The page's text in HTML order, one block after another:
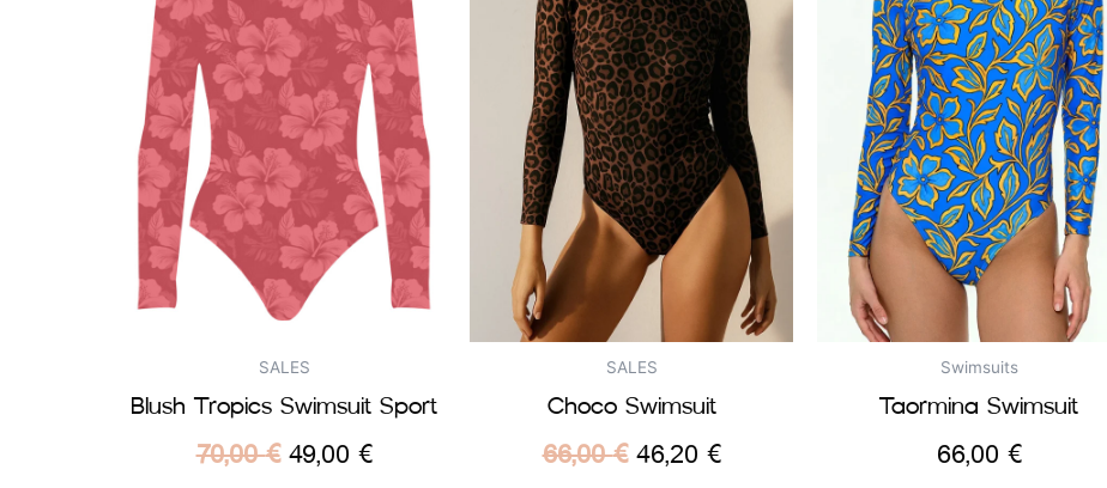
SALES
Blush Tropics Swimsuit Sport
70,00€ 49,00 €
SALES
Choco Swimsuit
66,00€ 46,20 €
Swimsuits
Taormina Swimsuit
66,00 €